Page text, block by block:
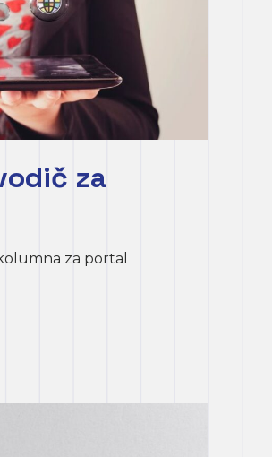
za
za portal